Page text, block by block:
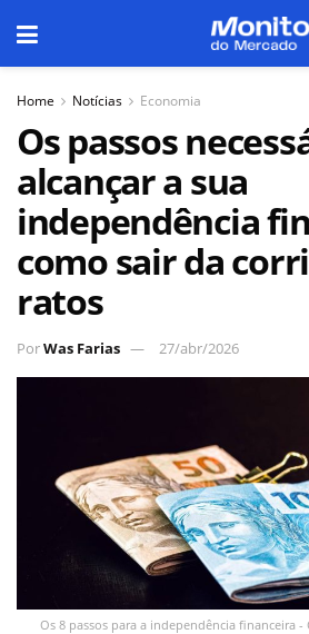
Home Notícias Economia
Os passos
alcançar a sua
independência
como sair da
ratos
PorWas Farias 27/abr/2026
Os 8 passos para a independência financeira